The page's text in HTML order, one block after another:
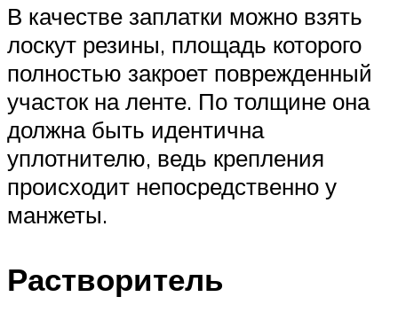
В качестве заплатки можно взять
лоскут резины, площадь которого
полностью закроет поврежденный
участок на ленте. По толщине она
должна быть идентична
уплотнителю, ведь крепления
происходит непосредственно у
манжеты.
Растворитель